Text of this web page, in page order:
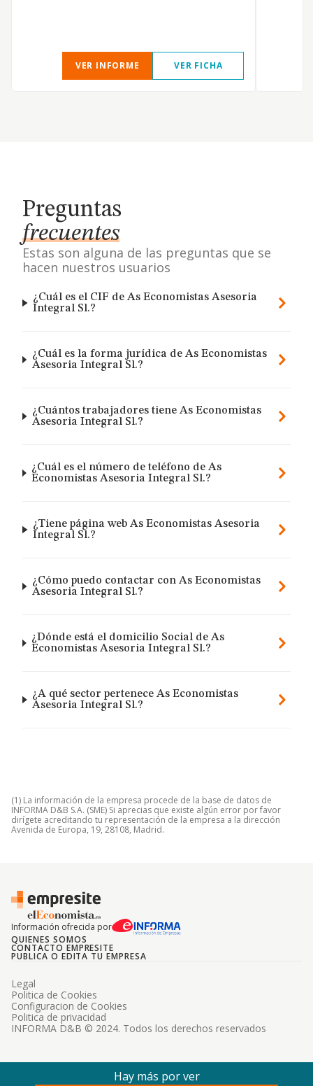
VER INFORME VER FICHA
Preguntas
frecuentes
Estas son alguna de las preguntas que se
hacen nuestros usuarios
¿Cuál es el CIF de As Economistas Asesoria
Integral Sl.?
¿Cuál es la forma jurídica de As Economistas
Asesoria Integral Sl.?
¿Cuántos trabajadores tiene As Economistas
Asesoria Integral Sl.?
¿Cuál es el número de teléfono de As
Economistas Asesoria Integral Sl.?
¿Tiene página web As Economistas Asesoria
Integral Sl.?
¿Cómo puedo contactar con As Economistas
Asesoria Integral Sl.?
¿Dónde está el domicilio Social de As
Economistas Asesoria Integral Sl.?
¿A qué sector pertenece As Economistas
Asesoria Integral Sl.?
(1) La información de la empresa procede de la base de datos de
INFORMA D&B S.A. (SME) Si aprecias que existe algún error por favor
dirígete acreditando tu representación de la empresa a la dirección
Avenida de Europa, 19, 28108, Madrid.
Información ofrecida por
QUIENES SOMOS
CONTACTO EMPRESITE
PUBLICA O EDITA TU EMPRESA
INFORMA D&B © 2024. Todos los derechos reservados
Legal
Politica de Cookies
Configuracion de Cookies
Politica de privacidad
Hay más por ver